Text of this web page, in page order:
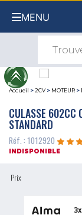
MENU
Accueil >2CV > MOTEUR >
CULASSE 602CC
STANDARD
Réf. : 1012920
INDISPONIBLE
Prix
3x